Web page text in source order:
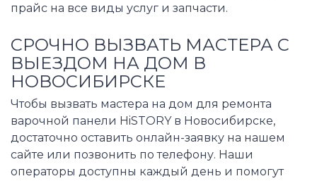
прайс на все виды услуг и запчасти.
СРОЧНО ВЫЗВАТЬ МАСТЕРА С
ВЫЕЗДОМ НА ДОМ В
НОВОСИБИРСКЕ
Чтобы вызвать мастера на дом для ремонта
варочной панели HiSTORY в Новосибирске,
достаточно оставить онлайн-заявку на нашем
сайте или позвонить по телефону. Наши
операторы доступны каждый день и помогут